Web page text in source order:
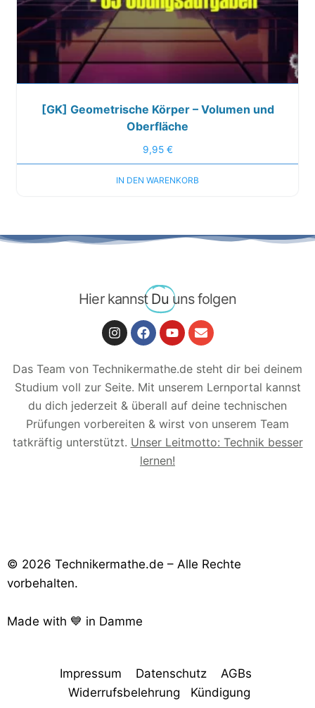
[GK] Geometrische Körper – Volumen und
Oberfläche
9,95 €
IN DEN WARENKORB
Hier kannst Du uns folgen
Das Team von Technikermathe.de steht dir bei deinem
Studium voll zur Seite. Mit unserem Lernportal kannst
du dich jederzeit & überall auf deine technischen
Prüfungen vorbereiten & wirst von unserem Team
tatkräftig unterstützt. Unser Leitmotto: Technik besser
lernen!
© 2026 Technikermathe.de – Alle Rechte
vorbehalten.
Made with 💙 in Damme
Impressum Datenschutz
AGBs
Widerrufsbelehrung
Kündigung